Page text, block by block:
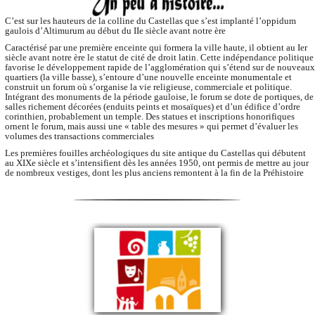
C’est sur les hauteurs de la colline du Castellas que s’est implanté l’oppidum
gaulois d’Altimurum au début du IIe siècle avant notre ère
Caractérisé par une première enceinte qui formera la ville haute, il obtient au Ier
siècle avant notre ère le statut de cité de droit latin. Cette indépendance politique
favorise le développement rapide de l’agglomération qui s’étend sur de nouveaux
quartiers (la ville basse), s’entoure d’une nouvelle enceinte monumentale et
construit un forum où s’organise la vie religieuse, commerciale et politique.
Intégrant des monuments de la période gauloise, le forum se dote de portiques, de
salles richement décorées (enduits peints et mosaïques) et d’un édifice d’ordre
corinthien, probablement un temple. Des statues et inscriptions honorifiques
ornent le forum, mais aussi une « table des mesures » qui permet d’évaluer les
volumes des transactions commerciales
Les premières fouilles archéologiques du site antique du Castellas qui débutent
au XIXe siècle et s’intensifient dès les années 1950, ont permis de mettre au jour
de nombreux vestiges, dont les plus anciens remontent à la fin de la Préhistoire